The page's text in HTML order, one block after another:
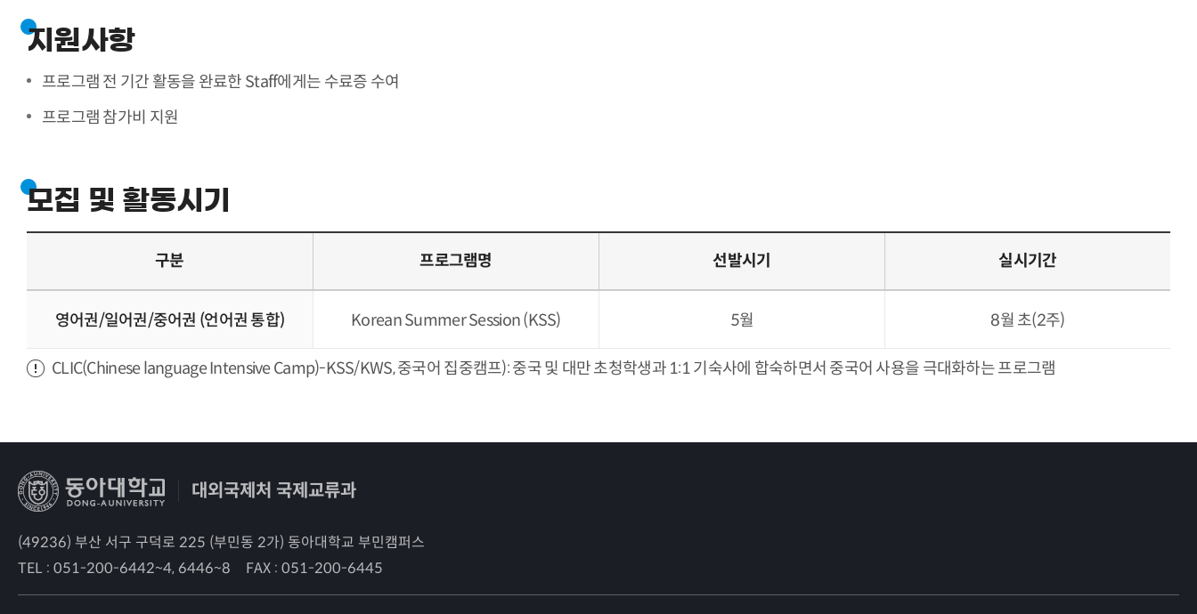
지원사항
프로그램 전 기간 활동을 완료한 Staff에게는 수료증 수여
프로그램 참가비 지원
모집 및 활동시기
구분 프로그램명 선발시기 실시기간
영어권/일어권/중어권 (언어권 통합) Korean Summer Session (KSS) 5월 8월 초(2주)
CLIC(Chinese language Intensive Camp)-KSS/KWS, 중국어 집중캠프): 중국 및 대만 초청학생과 1:1 기숙사에 합숙하면서 중국어 사용을 극대화하는 프로그램
대외국제처 국제교류과
(49236) 부산 서구 구덕로 225 (부민동 2가) 동아대학교 부민캠퍼스
TEL : 051-200-6442~4, 6446~8 FAX : 051-200-6445